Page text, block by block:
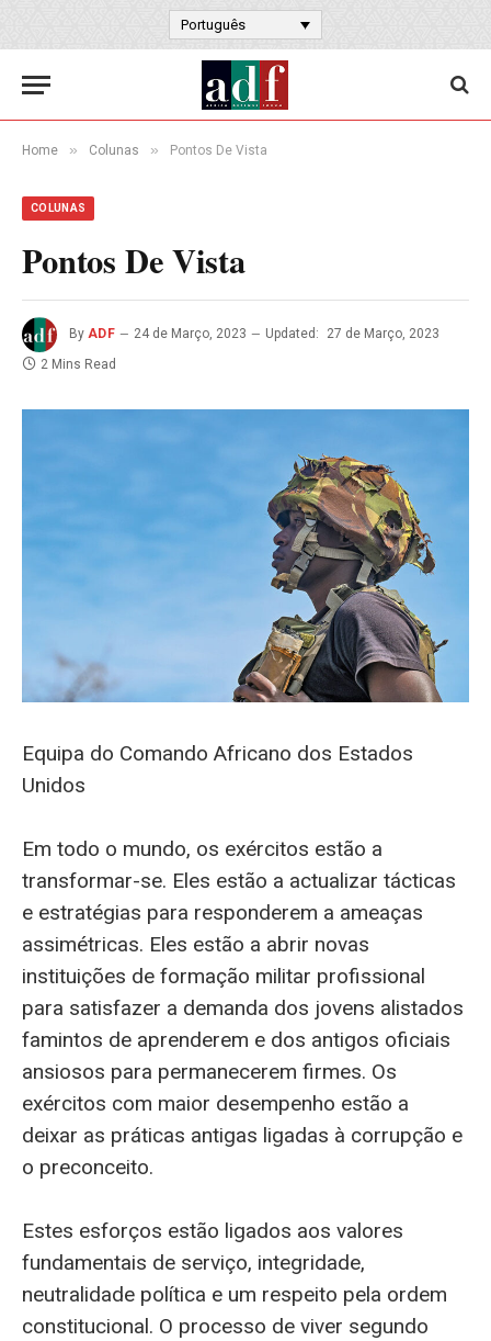
Português
Home » Colunas » Pontos De Vista
COLUNAS
Pontos De Vista
By ADF 24 de Março, 2023 Updated:
27 de Março, 2023
2 Mins Read
Equipa do Comando Africano dos Estados
Unidos
Em todo o mundo, os exércitos estão a
transformar-se. Eles estão a actualizar tácticas
e estratégias para responderem a ameaças
assimétricas. Eles estão a abrir novas
instituições de formação militar profissional
para satisfazer a demanda dos jovens alistados
famintos de aprenderem e dos antigos oficiais
ansiosos para permanecerem firmes. Os
exércitos com maior desempenho estão a
deixar as práticas antigas ligadas à corrupção e
o preconceito.
Estes esforços estão ligados aos valores
fundamentais de serviço, integridade,
neutralidade política e um respeito pela ordem
constitucional. O processo de viver segundo